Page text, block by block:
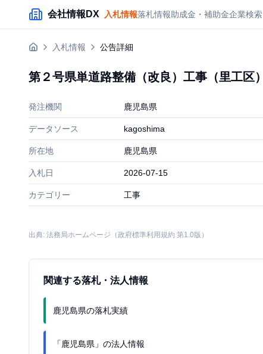
メインコンテンツにスキップ
会社情報DX 入札情報落札情報助成金・補助金企業検索
入札情報 公告詳細
第２号県単道路整備（改良）工事（里工区）
発注機関 鹿児島県
データソース kagoshima
所在地 鹿児島県
入札日 2026-07-15
カテゴリー 工事
出典: 法務局ホームページ（政府標準利用規約 第1.0版）
関連する落札・法人情報
鹿児島県の落札実績
「鹿児島県」の法人情報